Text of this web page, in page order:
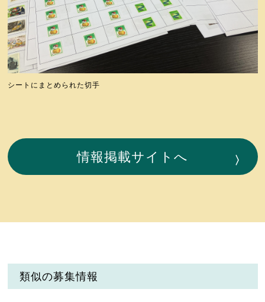
シートにまとめられた切手
情報掲載サイトへ
類似の募集情報